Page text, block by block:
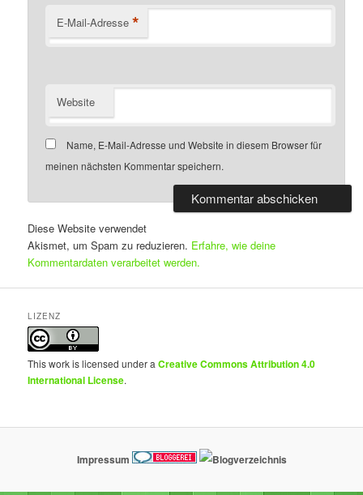
E-Mail-Adresse *
Website
Name, E-Mail-Adresse und Website in diesem Browser für
meinen nächsten Kommentar speichern.
Diese Website verwendet
Akismet, um Spam zu reduzieren. Erfahre, wie deine
Kommentardaten verarbeitet werden.
LIZENZ
This work is licensed under aCreative Commons Attribution 4.0
International License.
Impressum